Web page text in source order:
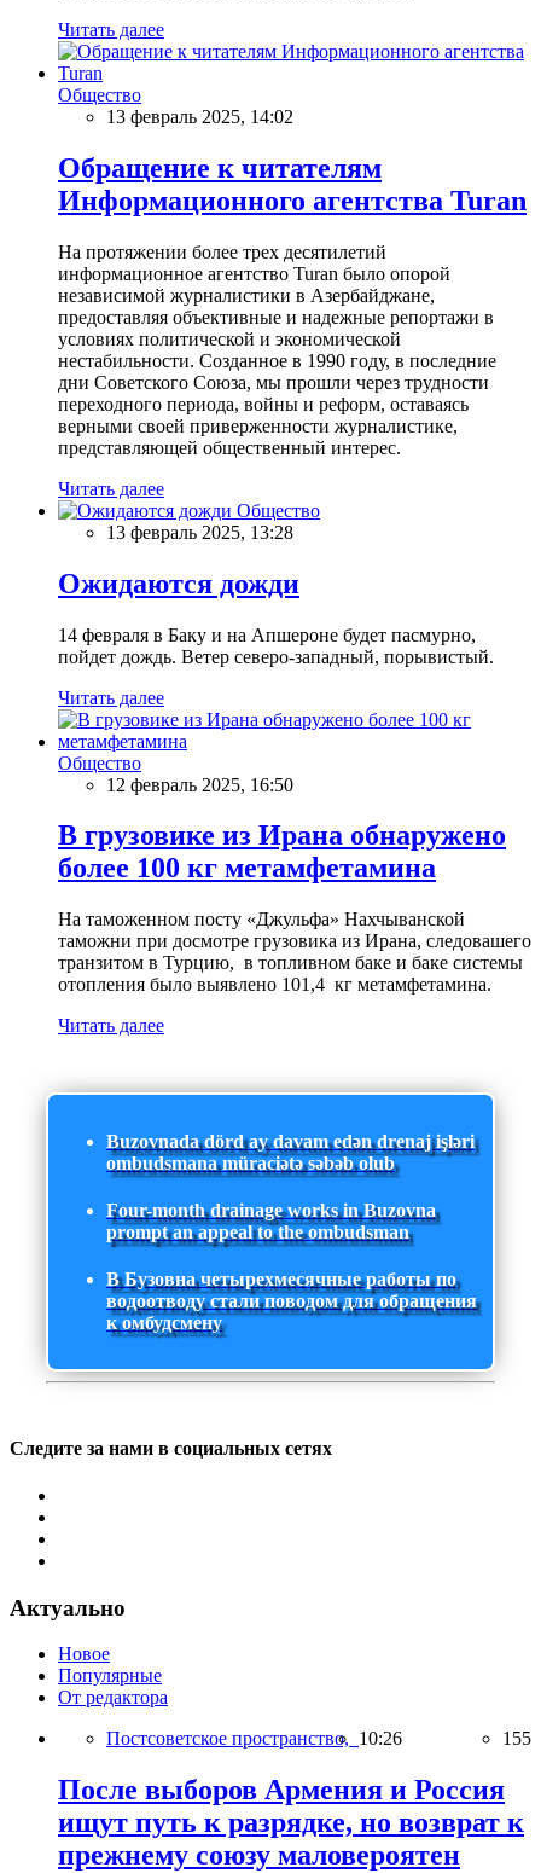
Читать далее
Общество
13 февраль 2025, 14:02
Обращение к читателям
Информационного агентства Turan
На протяжении более трех десятилетий
информационное агентство Turan было опорой
независимой журналистики в Азербайджане,
предоставляя объективные и надежные репортажи в
условиях политической и экономической
нестабильности. Созданное в 1990 году, в последние
дни Советского Союза, мы прошли через трудности
переходного периода, войны и реформ, оставаясь
верными своей приверженности журналистике,
представляющей общественный интерес.
Читать далее
Общество
13 февраль 2025, 13:28
Ожидаются дожди
14 февраля в Баку и на Апшероне будет пасмурно,
пойдет дождь. Ветер северо-западный, порывистый.
Читать далее
Общество
12 февраль 2025, 16:50
В грузовике из Ирана обнаружено
более 100 кг метамфетамина
На таможенном посту «Джульфа» Нахчыванской
таможни при досмотре грузовика из Ирана, следовашего
транзитом в Турцию, в топливном баке и баке системы
отопления было выявлено 101,4 кг метамфетамина.
Читать далее
Buzovnada dörd ay davam edən drenaj işləri
ombudsmana müraciətə səbəb olub
Four-month drainage works in Buzovna
prompt an appeal to the ombudsman
В Бузовна четырехмесячные работы по
водоотводу стали поводом для обращения
к омбудсмену
Следите за нами в социальных сетях
Актуально
Новое
Популярные
От редактора
Постсоветское пространство, 10:26 155
После выборов Армения и Россия
ищут путь к разрядке, но возврат к
прежнему союзу маловероятен